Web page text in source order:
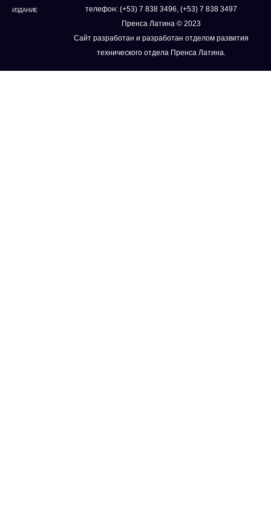
ИЗДАНИЕ
телефон: (+53) 7 838 3496, (+53) 7 838 3497
Пренса Латина © 2023
Сайт разработан и разработан отделом развития
технического отдела Пренса Латина.